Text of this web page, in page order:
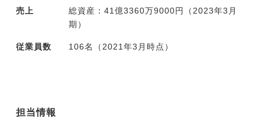
売上
総資産：41億3360万9000円（2023年3月
期）
従業員数 106名（2021年3月時点）
担当情報